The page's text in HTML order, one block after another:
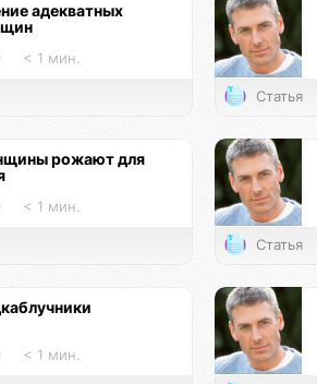
адекватных
< 1 мин.
Статья
рожают для
< 1 мин.
Статья
< 1 мин.